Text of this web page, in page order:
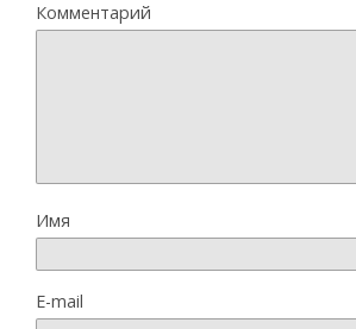
Комментарий
Имя
E-mail